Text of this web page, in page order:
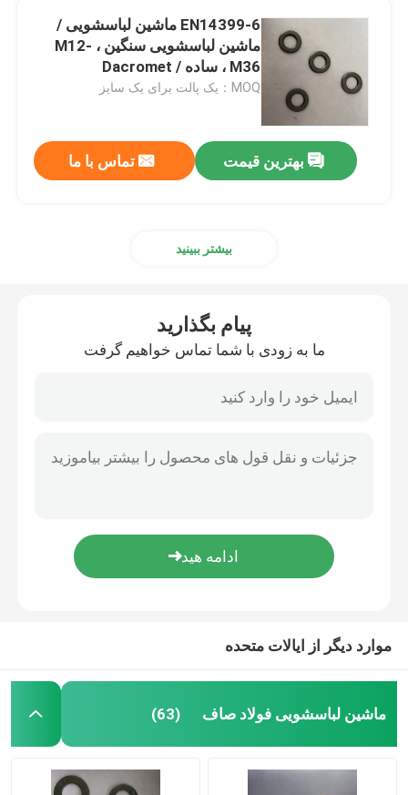
EN14399-6 ماشین لباسشویی /
ماشین لباسشویی سنگین ، M12-
M36 ، ساده / Dacromet
MOQ：یک پالت برای یک سایز
بهترین قیمت تماس با ما
بیشتر ببینید
پیام بگذارید
ما به زودی با شما تماس خواهیم گرفت
موارد دیگر از ایالات متحده
ماشین لباسشویی فولاد صاف (63)